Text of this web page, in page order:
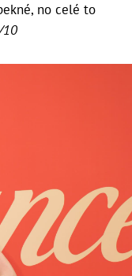
no celé to
10